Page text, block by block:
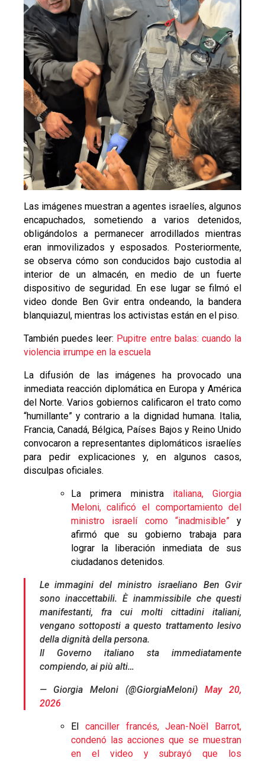
Las imágenes muestran a agentes israelíes, algunos
encapuchados, sometiendo a varios detenidos,
obligándolos a permanecer arrodillados mientras
eran inmovilizados y esposados. Posteriormente,
se observa cómo son conducidos bajo custodia al
interior de un almacén, en medio de un fuerte
dispositivo de seguridad. En ese lugar se filmó el
video donde Ben Gvir entra ondeando, la bandera
blanquiazul, mientras los activistas están en el piso.
También puedes leer: Pupitre entre balas: cuando la
violencia irrumpe en la escuela
La difusión de las imágenes ha provocado una
inmediata reacción diplomática en Europa y América
del Norte. Varios gobiernos calificaron el trato como
“humillante” y contrario a la dignidad humana. Italia,
Francia, Canadá, Bélgica, Países Bajos y Reino Unido
convocaron a representantes diplomáticos israelíes
para pedir explicaciones y, en algunos casos,
disculpas oficiales.
La primera ministra italiana, Giorgia
Meloni, calificó el comportamiento del
ministro israelí como “inadmisible”y
afirmó que su gobierno trabaja para
lograr la liberación inmediata de sus
ciudadanos detenidos.
Le immagini del ministro israeliano Ben Gvir
sono inaccettabili. È inammissibile che questi
manifestanti, fra cui molti cittadini italiani,
vengano sottoposti a questo trattamento lesivo
della dignità della persona.
Il Governo italiano sta immediatamente
compiendo, ai più alti…
— Giorgia Meloni (@GiorgiaMeloni) May 20,
2026
El canciller francés, Jean-Noël Barrot,
condenó las acciones que se muestran
en el video y subrayó que los